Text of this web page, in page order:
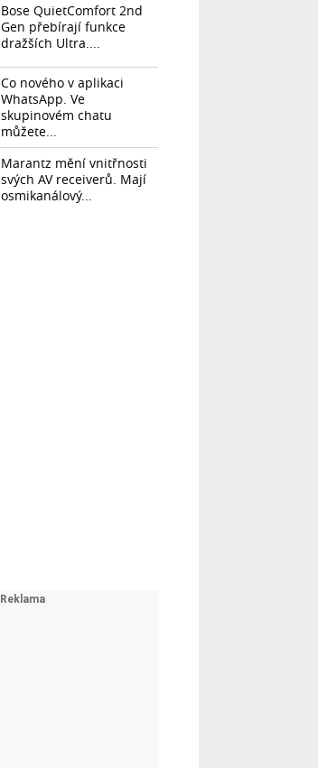
Bose QuietComfort 2nd
Gen přebírají funkce
dražších Ultra....
Co nového v aplikaci
WhatsApp. Ve
skupinovém chatu
můžete...
Marantz mění vnitřnosti
svých AV receiverů. Mají
osmikanálový...